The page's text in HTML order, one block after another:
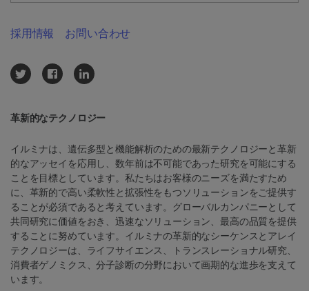
革新的なテクノロジー
イルミナは、遺伝多型と機能解析のための最新テクノロジーと革新
的なアッセイを応用し、数年前は不可能であった研究を可能にする
ことを目標としています。私たちはお客様のニーズを満たすため
に、革新的で高い柔軟性と拡張性をもつソリューションをご提供す
ることが必須であると考えています。グローバルカンパニーとして
共同研究に価値をおき、迅速なソリューション、最高の品質を提供
することに努めています。イルミナの革新的なシーケンスとアレイ
テクノロジーは、ライフサイエンス、トランスレーショナル研究、
消費者ゲノミクス、分子診断の分野において画期的な進歩を支えて
います。
採用情報 お問い合わせ